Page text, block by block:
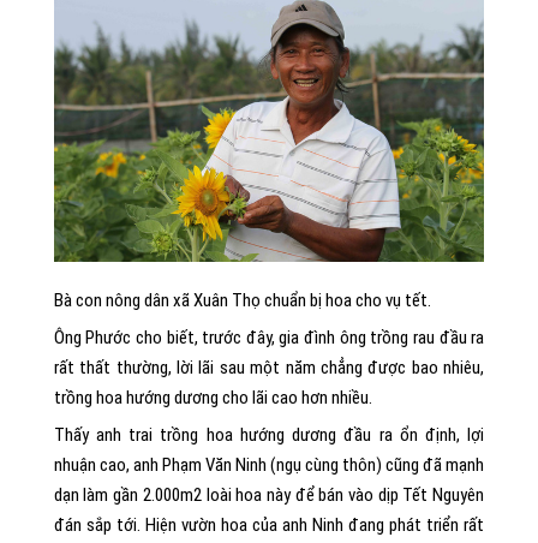
Bà con nông dân xã Xuân Thọ chuẩn bị hoa cho vụ tết.
Ông Phước cho biết, trước đây, gia đình ông trồng rau đầu ra
rất thất thường, lời lãi sau một năm chẳng được bao nhiêu,
trồng hoa hướng dương cho lãi cao hơn nhiều.
Thấy anh trai trồng hoa hướng dương đầu ra ổn định, lợi
nhuận cao, anh Phạm Văn Ninh (ngụ cùng thôn) cũng đã mạnh
dạn làm gần 2.000m2 loài hoa này để bán vào dịp Tết Nguyên
đán sắp tới. Hiện vườn hoa của anh Ninh đang phát triển rất